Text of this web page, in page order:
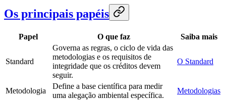
Os principais papéis
Papel O que faz Saiba mais
Standard
Governa as regras, o ciclo de vida das
metodologias e os requisitos de
integridade que os créditos devem
seguir.
O Standard
Metodologia
Define a base científica para medir
uma alegação ambiental específica.
Metodologias